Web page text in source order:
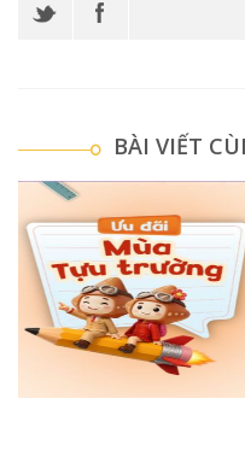
BÀI VIẾT